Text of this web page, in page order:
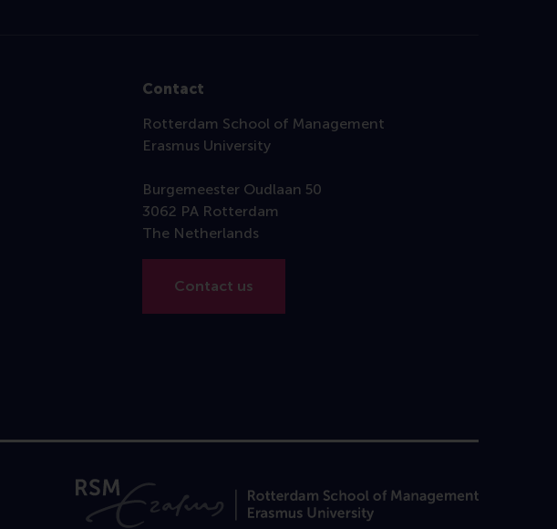
Contact
Rotterdam School of Management
Erasmus University
Burgemeester Oudlaan 50
3062 PA Rotterdam
The Netherlands
Contact us